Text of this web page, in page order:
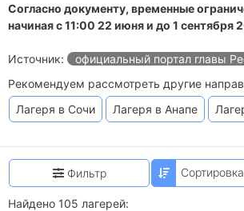
Согласно документу, временные
начиная с 11:00 22 июня и до 1 сентября
Источник:
официальный портал главы
Рекомендуем рассмотреть другие
Лагеря в Сочи
Лагеря в Анапе
Найдено 105 лагерей:
Фильтр